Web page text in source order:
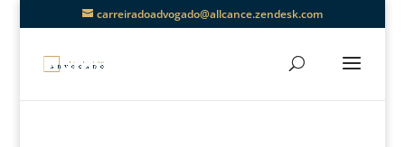
carreiradoadvogado@allcance.zendesk.com